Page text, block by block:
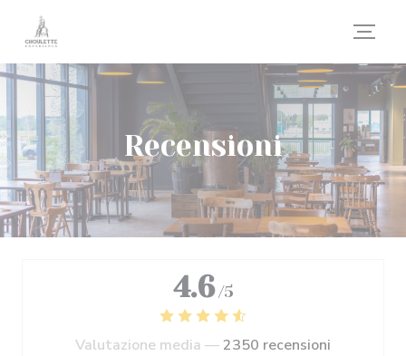
Personalizzazione delle tue scelte sui cookie
Recensioni
4.6 /5
Valutazione media —2350 recensioni